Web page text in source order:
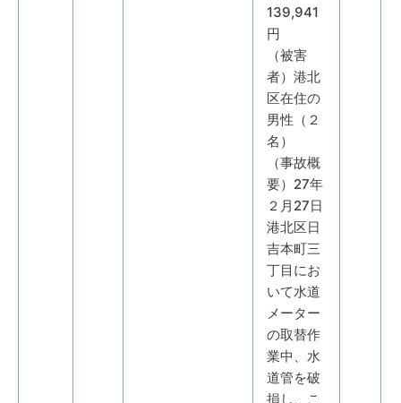
139,941
円
（被害
者）港北
区在住の
男性（２
名）
（事故概
要）27年
２月27日
港北区日
吉本町三
丁目にお
いて水道
メーター
の取替作
業中、水
道管を破
損し、こ